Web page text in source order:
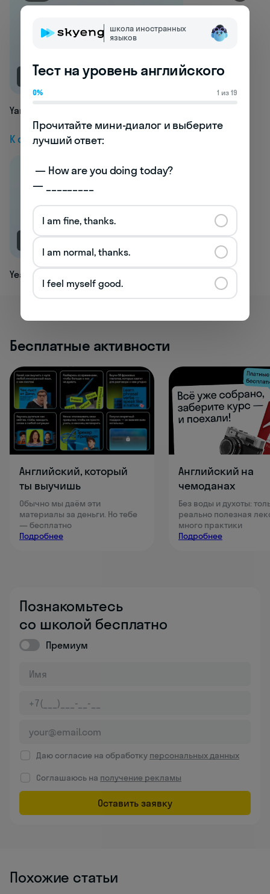
NEW
Yardstick
К следующей статье
NEW
Yea
Бесплатные активности
Английский, который
ты выучишь
Обычно мы даём эти
материалы за деньги. Но тебе
— бесплатно
Подробнее
Английский на
чемоданах
Без воды и духоты:
реально полезная
много практики
Подробнее
Познакомьтесь
со школой бесплатно
Премиум
Даю согласие на обработку персональных данных
Соглашаюсь на получение рекламы
Оставить заявку
Похожие статьи
школа иностранных
языков
Тест на уровень английского
0% 1 из 19
Прочитайте мини-диалог и выберите
лучший ответ:
— _________
I am fine, thanks.
I am normal, thanks.
I feel myself good.